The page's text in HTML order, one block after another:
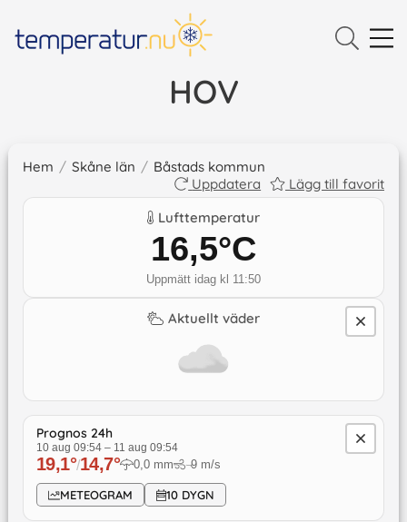
HOV
Hem / Skåne län / Båstads kommun
Uppdatera
Lägg till favorit
Lufttemperatur
16,5°C
Uppmätt idag kl 11:50
Aktuellt väder
Prognos 24h
10 aug 09:54– 11 aug 09:54
19,1°/14,7° 0,0 mm ↓9 m/s
METEOGRAM 10 DYGN